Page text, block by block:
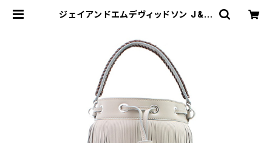
ジェイアンドエムデヴィッドソン J&M
ィース フリンジ THE FRINGE WAR
MTAUPE ベージュ グレージュ | em
pirewatch